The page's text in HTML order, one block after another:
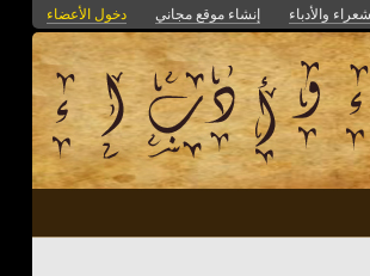
والأدباء إنشاء موقع مجاني دخول الأعضاء